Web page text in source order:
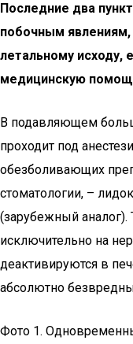
Последние два
побочным
летальному исходу,
медицинскую
В подавляющем
проходит под
обезболивающих
стоматологии, –
(зарубежный аналог).
исключительно на
деактивируются в
абсолютно
Фото 1.